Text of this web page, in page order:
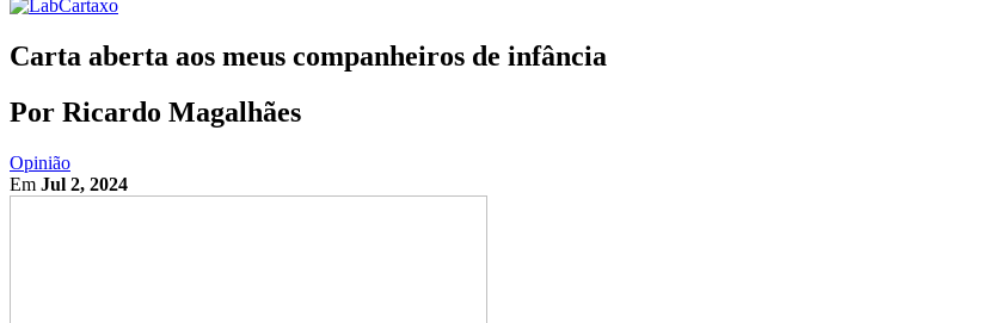
Carta aberta aos meus companheiros de infância
Por Ricardo Magalhães
Opinião
Em Jul 2, 2024